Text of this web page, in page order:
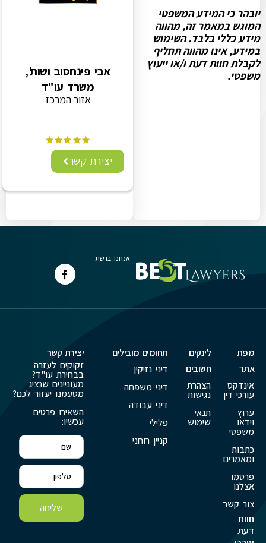
יובהר כי המידע המשפטי
המוגש במאמר זה, מהווה
מידע כללי בלבד. השימוש
במידע, אינו מהווה תחליף
לקבלת חוות דעת ו/או ייעוץ
משפטי.
אבי פינחסוב ושות',
משרד עו"ד
אזור המרכז
יצירת קשר
אנחנו ברשת
מפת
אתר
אינדקס
עורכי דין
ערוץ
וידאו
משפטי
כתבות
ומאמרים
פרסמו
אצלנו
צור קשר
חוות
דעת
לינקים
חשובים
הצהרת
נגישות
תנאי
שימוש
תחומים מובילים
דיני נזיקין
דיני משפחה
דיני עבודה
פלילי
קניין רוחני
יצירת קשר
זקוקים לעזרה
בבחירת עו"ד?
מעוניינים שנציג
מטעמנו יעזור לכם?
השאירו פרטים
עכשיו:
שליחה